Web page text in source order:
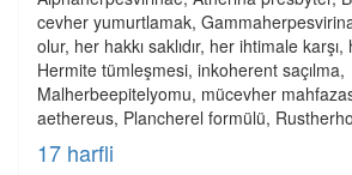
cevher yumurtlamak,
olur, her hakkı saklıdır, her ihtimale
Hermite tümleşmesi, inkoherent saçılma,
Malherbeepitelyomu, mücevher
aethereus, Plancherel formülü,
17 harfli